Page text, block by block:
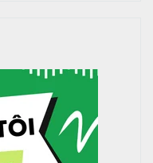
hợp cho gia đình có